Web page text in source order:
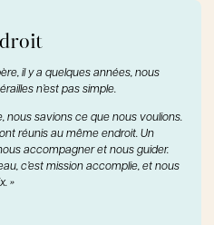
il y a quelques années, nous
n’est pas simple.
nous savions ce que nous voulions.
réunis au même endroit. Un
accompagner et nous guider.
c’est mission accomplie, et nous
»